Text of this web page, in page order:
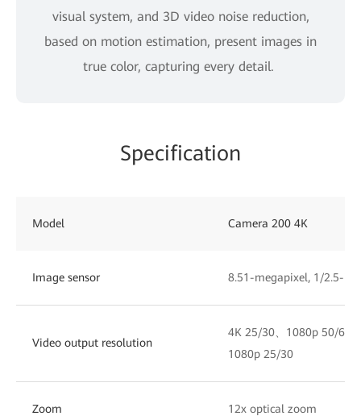
visual system, and 3D video noise reduction,
based on motion estimation, present images in
true color, capturing every detail.
Specification
Model Camera 200 4K
Image sensor 8.51-megapixel, 1/2.5-
Video output resolution
4K 25/30、1080p 50/60
1080p 25/30
Zoom 12x optical zoom